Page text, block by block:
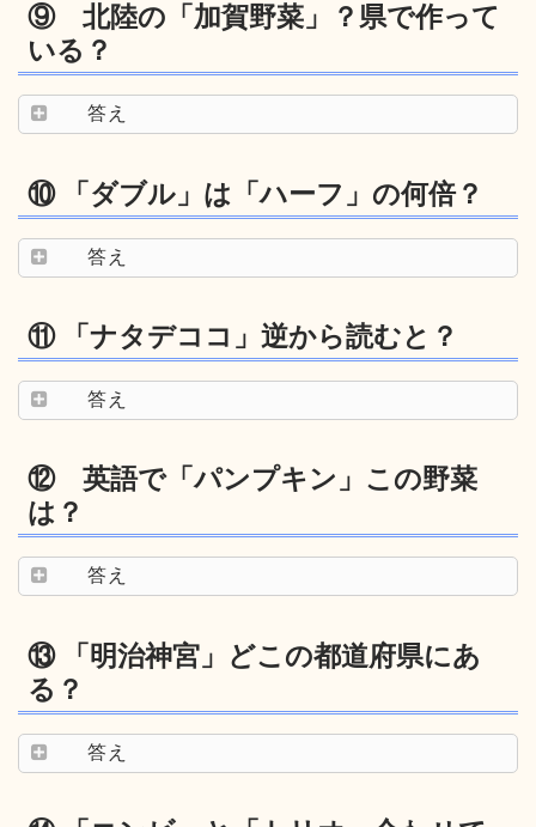
⑨ 北陸の「加賀野菜」？県で作って
いる？
答え
⑩ 「ダブル」は「ハーフ」の何倍？
答え
⑪ 「ナタデココ」逆から読むと？
答え
⑫ 英語で「パンプキン」この野菜
は？
答え
⑬ 「明治神宮」どこの都道府県にあ
る？
答え